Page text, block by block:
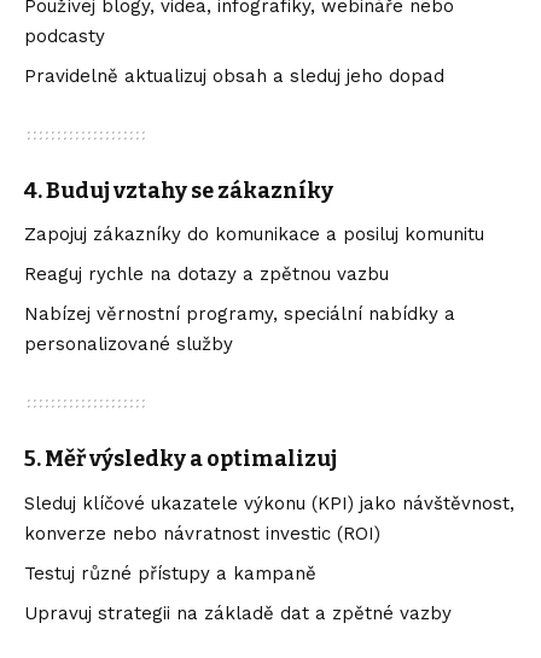
Používej blogy, videa, infografiky, webináře nebo
podcasty
Pravidelně aktualizuj obsah a sleduj jeho dopad
4.Buduj vztahy se zákazníky
Zapojuj zákazníky do komunikace a posiluj komunitu
Reaguj rychle na dotazy a zpětnou vazbu
Nabízej věrnostní programy, speciální nabídky a
personalizované služby
5.Měř výsledky a optimalizuj
Sleduj klíčové ukazatele výkonu (KPI) jako návštěvnost,
konverze nebo návratnost investic (ROI)
Testuj různé přístupy a kampaně
Upravuj strategii na základě dat a zpětné vazby